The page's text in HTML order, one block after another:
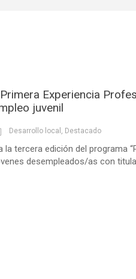
Experiencia
juvenil
Desarrollo local , Destacado
tercera edición del programa
desempleados/as con